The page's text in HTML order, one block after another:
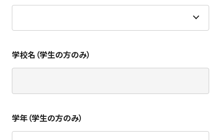
学校名（学生の方のみ）
学年（学生の方のみ）